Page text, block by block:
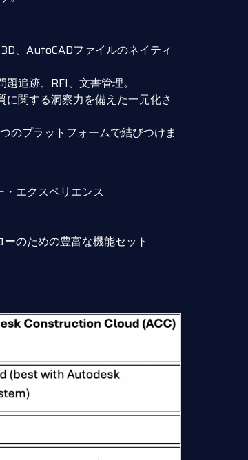
、AutoCADファイルのネイティ
追跡、RFI、文書管理。
に関する洞察力を備えた一元化さ
のプラットフォームで結びつけま
エクスペリエンス
のための豊富な機能セット